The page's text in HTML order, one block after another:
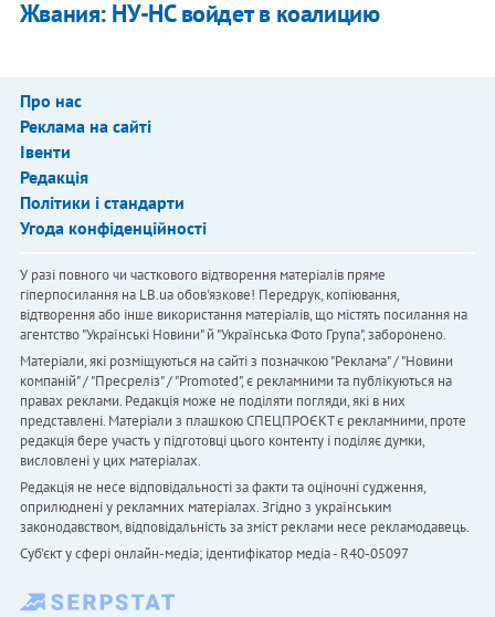
Жвания: НУ-НС войдет в коалицию
Про нас
Реклама на сайті
Івенти
Редакція
Політики і стандарти
Угода конфіденційності
У разі повного чи часткового відтворення матеріалів пряме
гіперпосилання на LB.ua обов'язкове! Передрук, копіювання,
відтворення або інше використання матеріалів, що містять посилання на
агентство "Українськi Новини" й "Українська Фото Група", заборонено.
Матеріали, які розміщуються на сайті з позначкою "Реклама" / "Новини
компаній" / "Пресреліз" / "Promoted", є рекламними та публікуються на
правах реклами. Редакція може не поділяти погляди, які в них
представлені. Матеріали з плашкою СПЕЦПРОЄКТ є рекламними, проте
редакція бере участь у підготовці цього контенту і поділяє думки,
висловлені у цих матеріалах.
Редакція не несе відповідальності за факти та оціночні судження,
оприлюднені у рекламних матеріалах. Згідно з українським
законодавством, відповідальність за зміст реклами несе рекламодавець.
Cуб'єкт у сфері онлайн-медіа; ідентифікатор медіа - R40-05097